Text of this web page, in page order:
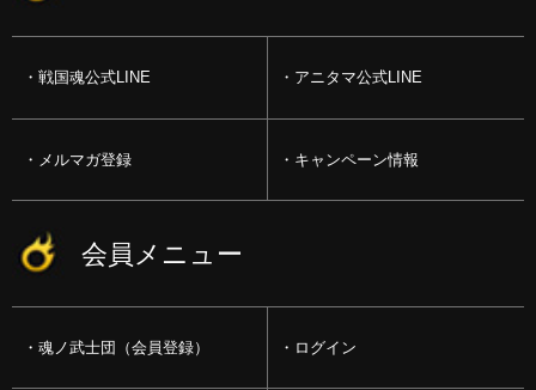
戦国魂公式LINE アニタマ公式LINE
メルマガ登録 キャンペーン情報
会員メニュー
魂ノ武士団（会員登録） ログイン